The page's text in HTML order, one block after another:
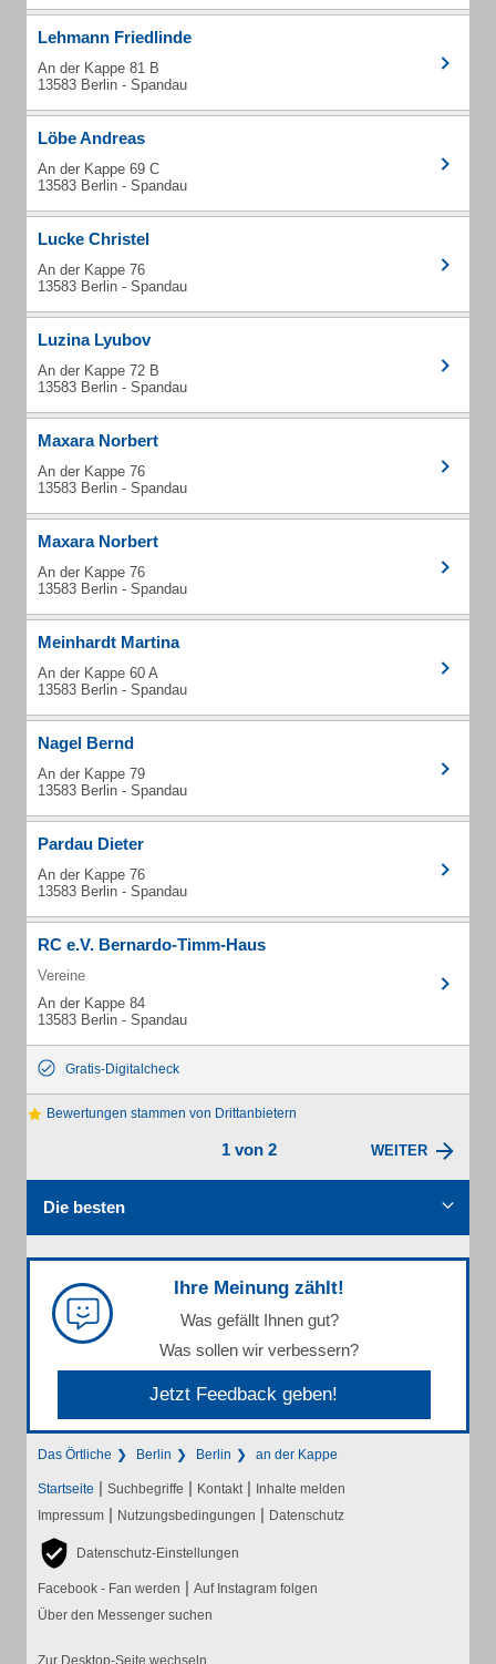
Lehmann Friedlinde
An der Kappe 81 B
13583 Berlin - Spandau
Löbe Andreas
An der Kappe 69 C
13583 Berlin - Spandau
Lucke Christel
An der Kappe 76
13583 Berlin - Spandau
Luzina Lyubov
An der Kappe 72 B
13583 Berlin - Spandau
Maxara Norbert
An der Kappe 76
13583 Berlin - Spandau
Maxara Norbert
An der Kappe 76
13583 Berlin - Spandau
Meinhardt Martina
An der Kappe 60 A
13583 Berlin - Spandau
Nagel Bernd
An der Kappe 79
13583 Berlin - Spandau
Pardau Dieter
An der Kappe 76
13583 Berlin - Spandau
RC e.V. Bernardo-Timm-Haus
Vereine
An der Kappe 84
13583 Berlin - Spandau
Gratis-Digitalcheck
Bewertungen stammen von Drittanbietern
1 von 2 WEITER
Die besten
Ihre Meinung zählt!
Was gefällt Ihnen gut?
Was sollen wir verbessern?
Jetzt Feedback geben!
Das Örtliche Berlin Berlin an der Kappe
Startseite | Suchbegriffe | Kontakt | Inhalte melden
Impressum | Nutzungsbedingungen | Datenschutz
Datenschutz-Einstellungen
Facebook - Fan werden | Auf Instagram folgen
Über den Messenger suchen